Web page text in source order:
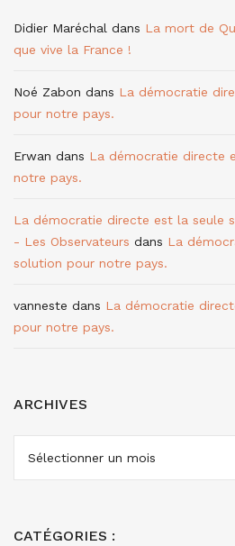
Didier Maréchal dans La mort de
que vive la France !
Noé Zabon dans La démocratie
pour notre pays.
Erwan dans La démocratie directe
notre pays.
La démocratie directe est la seule
- Les Observateurs dans La
solution pour notre pays.
vanneste dans La démocratie
pour notre pays.
ARCHIVES
ARCHIVES
CATÉGORIES :